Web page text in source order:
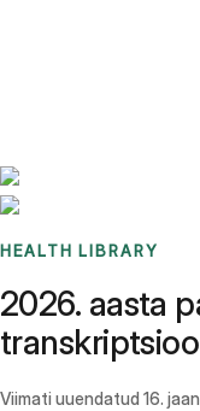
HEALTH LIBRARY
2026. aasta
Viimati uuendatud 16.